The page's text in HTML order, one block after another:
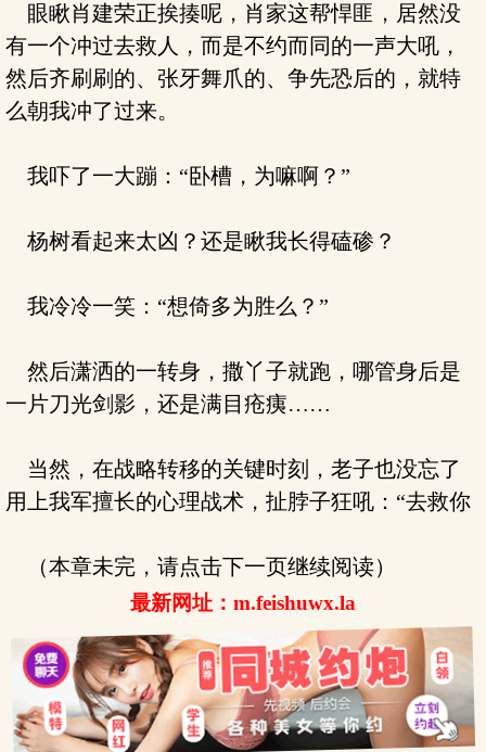
眼瞅肖建荣正挨揍呢，肖家这帮悍匪，居然没
有一个冲过去救人，而是不约而同的一声大吼，
然后齐刷刷的、张牙舞爪的、争先恐后的，就特
么朝我冲了过来。
我吓了一大蹦：“卧槽，为嘛啊？”
杨树看起来太凶？还是瞅我长得磕碜？
我冷冷一笑：“想倚多为胜么？”
然后潇洒的一转身，撒丫子就跑，哪管身后是
一片刀光剑影，还是满目疮痍……
当然，在战略转移的关键时刻，老子也没忘了
用上我军擅长的心理战术，扯脖子狂吼：“去救你
（本章未完，请点击下一页继续阅读）
最新网址：m.feishuwx.la